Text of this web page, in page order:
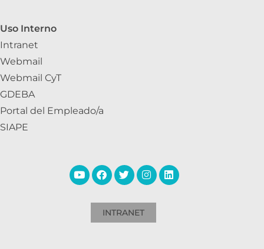
Uso Interno
Intranet
Webmail
Webmail CyT
GDEBA
Portal del Empleado/a
SIAPE
INTRANET